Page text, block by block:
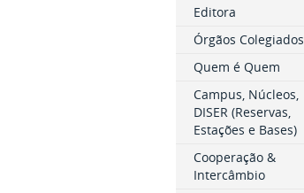
Editora
Órgãos Colegiados
Quem é Quem
Campus, Núcleos,
DISER (Reservas,
Estações e Bases)
Cooperação &
Intercâmbio